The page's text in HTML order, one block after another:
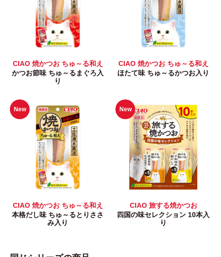
CIAO 焼かつお ちゅ～る和え
かつお節味 ちゅ～るまぐろ入
り
CIAO 焼かつお ちゅ～る和え
ほたて味 ちゅ～るかつお入り
New
CIAO 焼かつお ちゅ～る和え
本格だし味 ちゅ～るとりささ
み入り
New
CIAO 旅する焼かつお
四国の味セレクション 10本入
り